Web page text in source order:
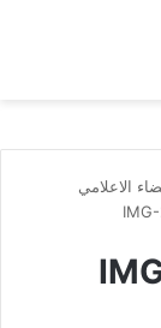
الاعلامي